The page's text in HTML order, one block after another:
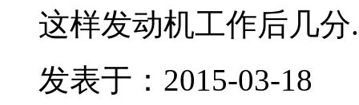
这样发动机工作后几分
发表于：2015-03-